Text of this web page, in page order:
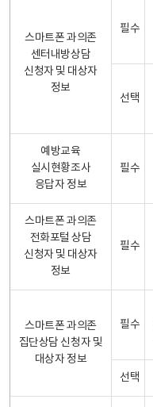
스마트폰 과의존
센터내방상담
신청자 및 대상자
정보
필수
선택
예방교육
실시현황조사
응답자 정보
필수
스마트폰 과의존
전화포털 상담
신청자 및 대상자
정보
필수
스마트폰 과의존
집단상담 신청자 및
대상자 정보
필수
선택